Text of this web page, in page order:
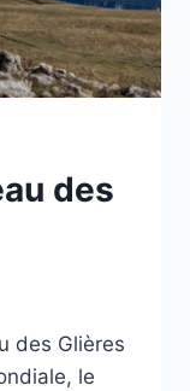
des
des Glières
le